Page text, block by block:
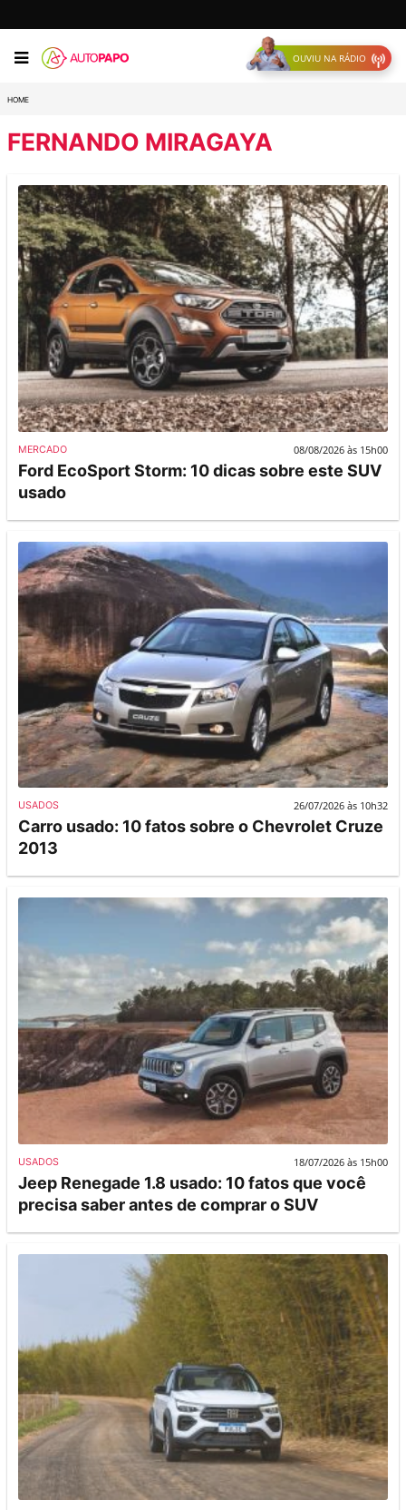
OUVIU NA RÁDIO
HOME
FERNANDO MIRAGAYA
MERCADO 08/08/2026 às 15h00
Ford EcoSport Storm: 10 dicas sobre este SUV
usado
USADOS 26/07/2026 às 10h32
Carro usado: 10 fatos sobre o Chevrolet Cruze
2013
USADOS 18/07/2026 às 15h00
Jeep Renegade 1.8 usado: 10 fatos que você
precisa saber antes de comprar o SUV